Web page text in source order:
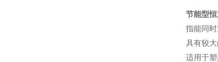
节能型
指能同
具有较
适用于